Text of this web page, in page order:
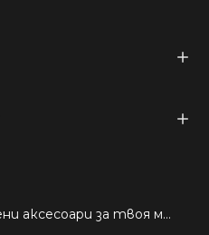
Търсиш качествени аксесоари за твоя модел? Как правилно да защитим новия си смартфон: Ръководство за аксесоари през 2026 г.